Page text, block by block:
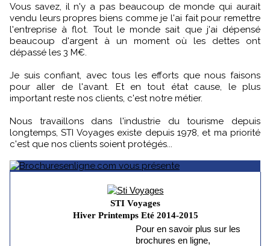
Vous savez, il n'y a pas beaucoup de monde qui aurait
vendu leurs propres biens comme je l'ai fait pour remettre
l'entreprise à flot. Tout le monde sait que j'ai dépensé
beaucoup d'argent à un moment où les dettes ont
dépassé les 3 M€.
Je suis confiant, avec tous les efforts que nous faisons
pour aller de l'avant. Et en tout état cause, le plus
important reste nos clients, c'est notre métier.
Nous travaillons dans l'industrie du tourisme depuis
longtemps, STI Voyages existe depuis 1978, et ma priorité
c'est que nos clients soient protégés...
STI Voyages
Hiver Printemps Eté 2014-2015
Pour en savoir plus sur les
brochures en ligne,